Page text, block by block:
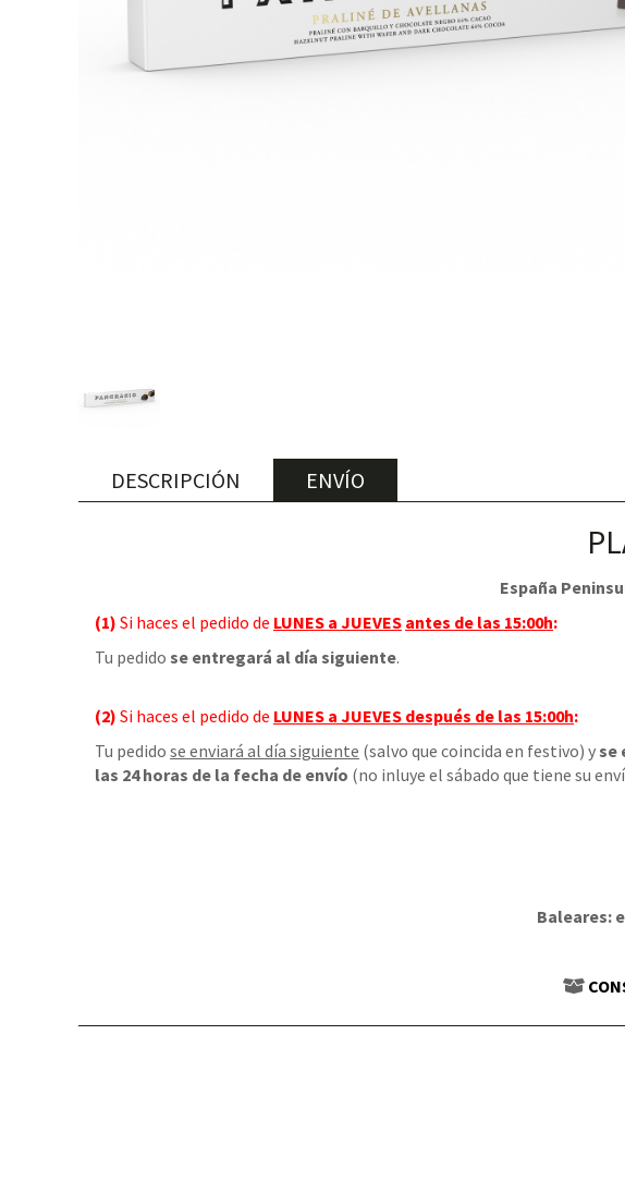
DESCRIPCIÓN ENVÍO
España
(1) Si haces el pedido de LUNES a JUEVES antes de las 15:00h:
Tu pedido se entregará al día siguiente.
(2) Si haces el pedido de LUNES a JUEVES después de las 15:00h:
Tu pedido se enviará al día siguiente (salvo que coincida en festivo) yse
las 24 horas de la fecha de envío (no inluye el sábado que tiene su
Baleares: